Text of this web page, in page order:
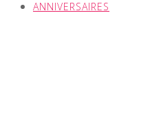
ANNIVERSAIRES